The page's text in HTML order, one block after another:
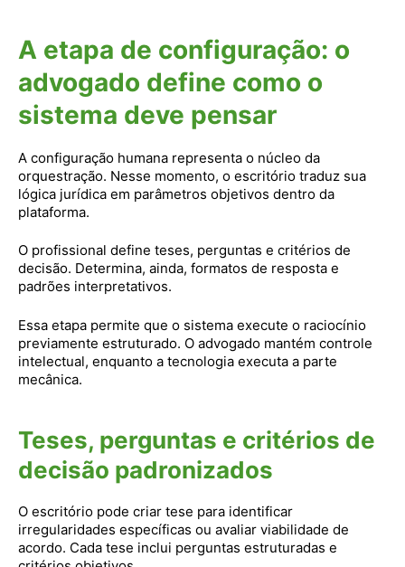
A etapa de configuração: o
advogado define como o
sistema deve pensar
A configuração humana representa o núcleo da
orquestração. Nesse momento, o escritório traduz sua
lógica jurídica em parâmetros objetivos dentro da
plataforma.
O profissional define teses, perguntas e critérios de
decisão. Determina, ainda, formatos de resposta e
padrões interpretativos.
Essa etapa permite que o sistema execute o raciocínio
previamente estruturado. O advogado mantém controle
intelectual, enquanto a tecnologia executa a parte
mecânica.
Teses, perguntas e critérios de
decisão padronizados
O escritório pode criar tese para identificar
irregularidades específicas ou avaliar viabilidade de
acordo. Cada tese inclui perguntas estruturadas e